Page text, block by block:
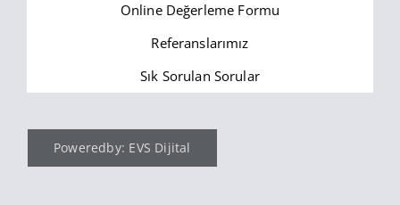
Online Değerleme Formu
Referanslarımız
Sık Sorulan Sorular
Poweredby: EVS Dijital